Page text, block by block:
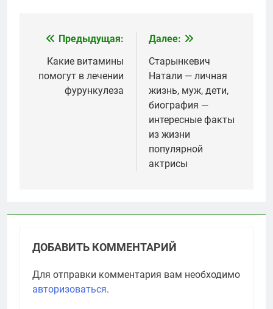
Навигация
по
записям
Предыдущая:
Какие витамины
помогут в лечении
фурункулеза
Далее:
Старынкевич
Натали — личная
жизнь, муж, дети,
биография —
интересные факты
из жизни
популярной
актрисы
ДОБАВИТЬ КОММЕНТАРИЙ
Для отправки комментария вам необходимо
авторизоваться.